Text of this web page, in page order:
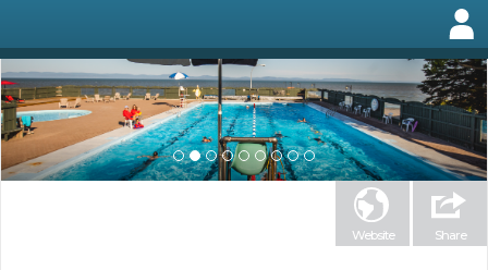
Website Share